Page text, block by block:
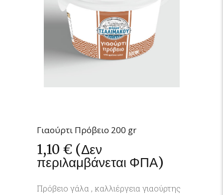
Γιαούρτι Πρόβειο 200 gr
1,10 € (Δεν
περιλαμβάνεται ΦΠΑ)
Πρόβειο γάλα , καλλιέργεια γιαούρτης